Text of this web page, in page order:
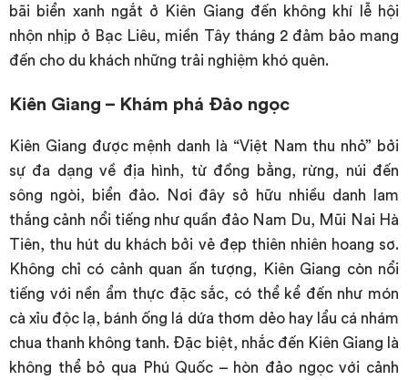
bãi biển xanh ngắt ở Kiên Giang đến không khí lễ hội
nhộn nhịp ở Bạc Liêu, miền Tây tháng 2 đảm bảo mang
đến cho du khách những trải nghiệm khó quên.
Kiên Giang – Khám phá Đảo ngọc
Kiên Giang được mệnh danh là “Việt Nam thu nhỏ” bởi
sự đa dạng về địa hình, từ đồng bằng, rừng, núi đến
sông ngòi, biển đảo. Nơi đây sở hữu nhiều danh lam
thắng cảnh nổi tiếng như quần đảo Nam Du, Mũi Nai Hà
Tiên, thu hút du khách bởi vẻ đẹp thiên nhiên hoang sơ.
Không chỉ có cảnh quan ấn tượng, Kiên Giang còn nổi
tiếng với nền ẩm thực đặc sắc, có thể kể đến như món
cà xỉu độc lạ, bánh ống lá dứa thơm dẻo hay lẩu cá nhám
chua thanh không tanh. Đặc biệt, nhắc đến Kiên Giang là
không thể bỏ qua Phú Quốc – hòn đảo ngọc với cảnh